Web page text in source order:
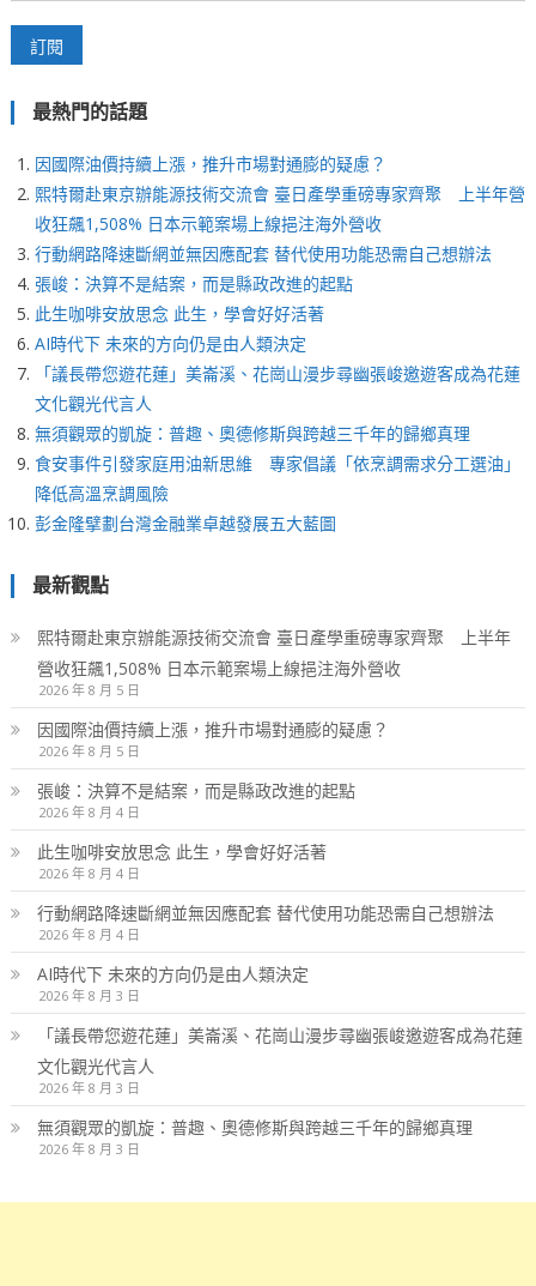
最熱門的話題
因國際油價持續上漲，推升市場對通膨的疑慮？
熙特爾赴東京辦能源技術交流會 臺日產學重磅專家齊聚 上半年營
收狂飆1,508% 日本示範案場上線挹注海外營收
行動網路降速斷網並無因應配套 替代使用功能恐需自己想辦法
張峻：決算不是結案，而是縣政改進的起點
此生咖啡安放思念 此生，學會好好活著
AI時代下 未來的方向仍是由人類決定
「議長帶您遊花蓮」美崙溪、花崗山漫步尋幽張峻邀遊客成為花蓮
文化觀光代言人
無須觀眾的凱旋：普趣、奧德修斯與跨越三千年的歸鄉真理
食安事件引發家庭用油新思維 專家倡議「依烹調需求分工選油」
降低高溫烹調風險
彭金隆擘劃台灣金融業卓越發展五大藍圖
最新觀點
熙特爾赴東京辦能源技術交流會 臺日產學重磅專家齊聚 上半年
營收狂飆1,508% 日本示範案場上線挹注海外營收
2026 年 8 月 5 日
因國際油價持續上漲，推升市場對通膨的疑慮？
2026 年 8 月 5 日
張峻：決算不是結案，而是縣政改進的起點
2026 年 8 月 4 日
此生咖啡安放思念 此生，學會好好活著
2026 年 8 月 4 日
行動網路降速斷網並無因應配套 替代使用功能恐需自己想辦法
2026 年 8 月 4 日
AI時代下 未來的方向仍是由人類決定
2026 年 8 月 3 日
「議長帶您遊花蓮」美崙溪、花崗山漫步尋幽張峻邀遊客成為花蓮
文化觀光代言人
2026 年 8 月 3 日
無須觀眾的凱旋：普趣、奧德修斯與跨越三千年的歸鄉真理
2026 年 8 月 3 日